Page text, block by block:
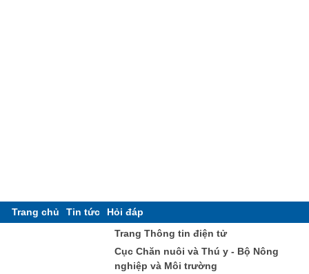
Trang chủ Tin tức
Hỏi đáp
Trang Thông tin điện tử
Cục Chăn nuôi và Thú y - Bộ Nông
nghiệp và Môi trường